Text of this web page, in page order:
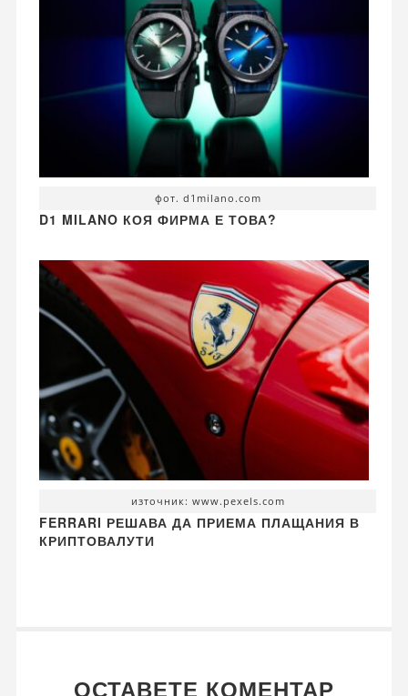
фот. d1milano.com
D1 MILANO КОЯ ФИРМА Е ТОВА?
източник: www.pexels.com
FERRARI РЕШАВА ДА ПРИЕМА ПЛАЩАНИЯ В
КРИПТОВАЛУТИ
ОСТАВЕТЕ КОМЕНТАР